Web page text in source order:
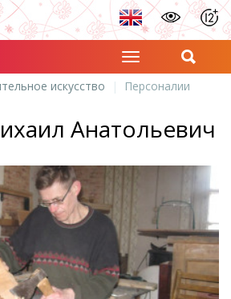
искусство Персоналии
Анатольевич